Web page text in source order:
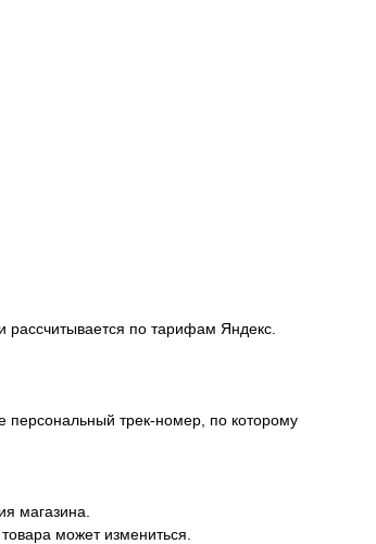
рассчитывается по тарифам Яндекс.
персональный трек-номер, по которому
магазина.
может измениться.